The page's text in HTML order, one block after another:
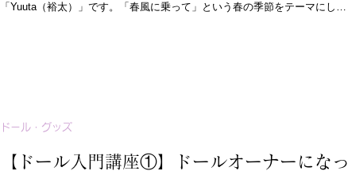
「Yuuta（裕太）」です。「春風に乗って」という春の季節をテーマにした
【ドール入門講座①】ドールオーナーになっ
ドール・グッズ